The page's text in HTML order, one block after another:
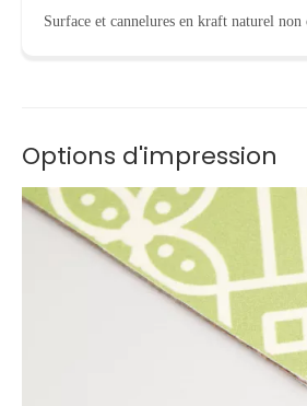
Surface et cannelures en kraft naturel non
Options d'impression